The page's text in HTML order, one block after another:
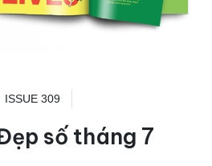
ISSUE 309
số tháng 7